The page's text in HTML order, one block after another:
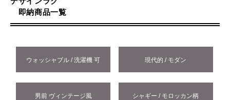
即納商品一覧
ウォッシャブル / 洗濯機 可 現代的 / モダン
男前 ヴィンテージ風 シャギー / モロッカン柄